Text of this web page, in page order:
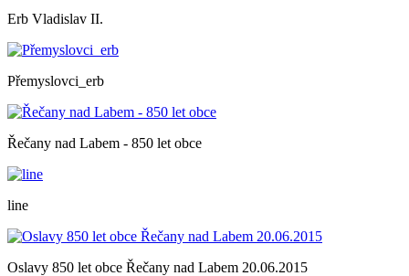
Erb Vladislav II.
Přemyslovci_erb
Řečany nad Labem - 850 let obce
line
Oslavy 850 let obce Řečany nad Labem 20.06.2015